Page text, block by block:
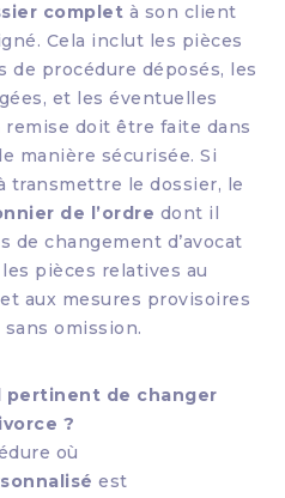
complet à son client
Cela inclut les pièces
de procédure déposés, les
et les éventuelles
doit être faite dans
manière sécurisée. Si
transmettre le dossier, le
de l’ordre dont il
de changement d’avocat
pièces relatives au
aux mesures provisoires
omission.
pertinent de changer
?
où
est